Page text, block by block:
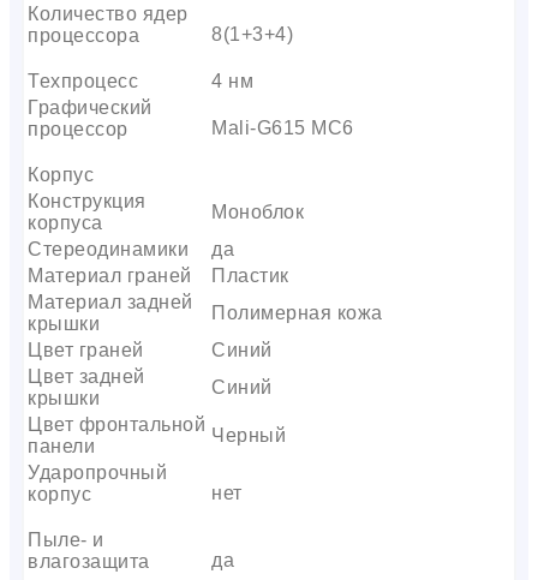
Количество ядер
процессора
8(1+3+4)
Техпроцесс
4 нм
Графический
процессор
Mali-G615 MC6
Корпус
Конструкция
корпуса
Моноблок
Стереодинамики
да
Материал граней
Пластик
Материал задней
крышки
Полимерная кожа
Цвет граней
Синий
Цвет задней
крышки
Синий
Цвет фронтальной
панели
Черный
Ударопрочный
корпус
нет
Пыле- и
влагозащита
да